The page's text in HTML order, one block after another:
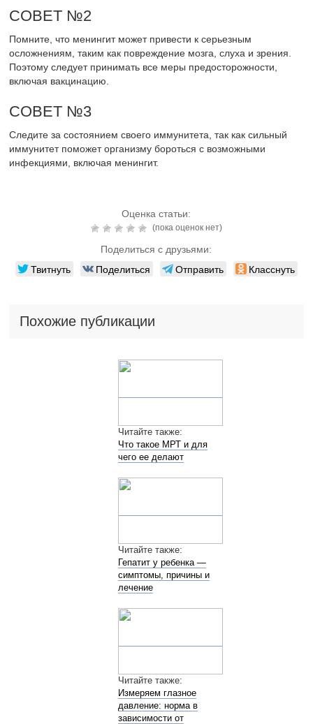
СОВЕТ №2
Помните, что менингит может привести к серьезным
осложнениям, таким как повреждение мозга, слуха и зрения.
Поэтому следует принимать все меры предосторожности,
включая вакцинацию.
СОВЕТ №3
Следите за состоянием своего иммунитета, так как сильный
иммунитет поможет организму бороться с возможными
инфекциями, включая менингит.
Оценка статьи:
(пока оценок нет)
Поделиться с друзьями:
Твитнуть Поделиться Отправить Класснуть
Похожие публикации
Читайте также:
Что такое МРТ и для
чего ее делают
Читайте также:
Гепатит у ребенка —
симптомы, причины и
лечение
Читайте также:
Измеряем глазное
давление: норма в
зависимости от